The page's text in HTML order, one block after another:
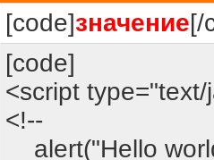
[code]значение[/
[code]
<script
<!--
alert("Hello